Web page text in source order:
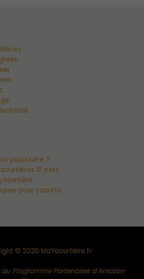
yaourtière ?
12 pots
pour yaourts
© 2026 MaYaourtière.fr
Programme Partenaires d’Amazon